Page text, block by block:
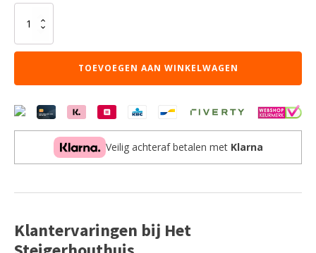
Eetkamerstoel
Hunter
Fluweel
4
aantal
TOEVOEGEN AAN WINKELWAGEN
Veilig achteraf betalen met Klarna
Klantervaringen bij Het